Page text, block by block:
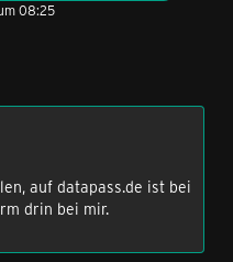
08:25
auf datapass.de ist bei
drin bei mir.